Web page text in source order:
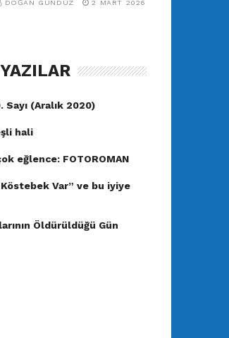
DOĞAN GÜNDÜZ 2 MART 2026
Sayı (Aralık 2020)
hali
eğlence: FOTOROMAN
Var” ve bu iyiye
Öldürüldüğü Gün